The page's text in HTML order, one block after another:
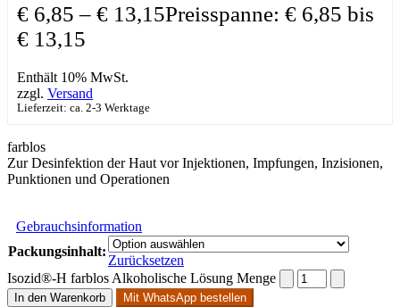
€ 6,85 – € 13,15Preisspanne: € 6,85 bis
€ 13,15
Enthält 10% MwSt.
zzgl. Versand
Lieferzeit: ca. 2-3 Werktage
farblos
Zur Desinfektion der Haut vor Injektionen, Impfungen, Inzisionen,
Punktionen und Operationen
Gebrauchsinformation
Packungsinhalt:
Zurücksetzen
Isozid®-H farblos Alkoholische Lösung Menge
In den Warenkorb Mit WhatsApp bestellen